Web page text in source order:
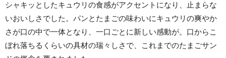
シャキッとしたキュウリの食感がアクセントになり、止まらな
いおいしさでした。パンとたまごの味わいにキュウリの爽やか
さが口の中で一体となり、一口ごとに新しい感動が。口からこ
ぼれ落ちるくらいの具材の瑞々しさで、これまでのたまごサン